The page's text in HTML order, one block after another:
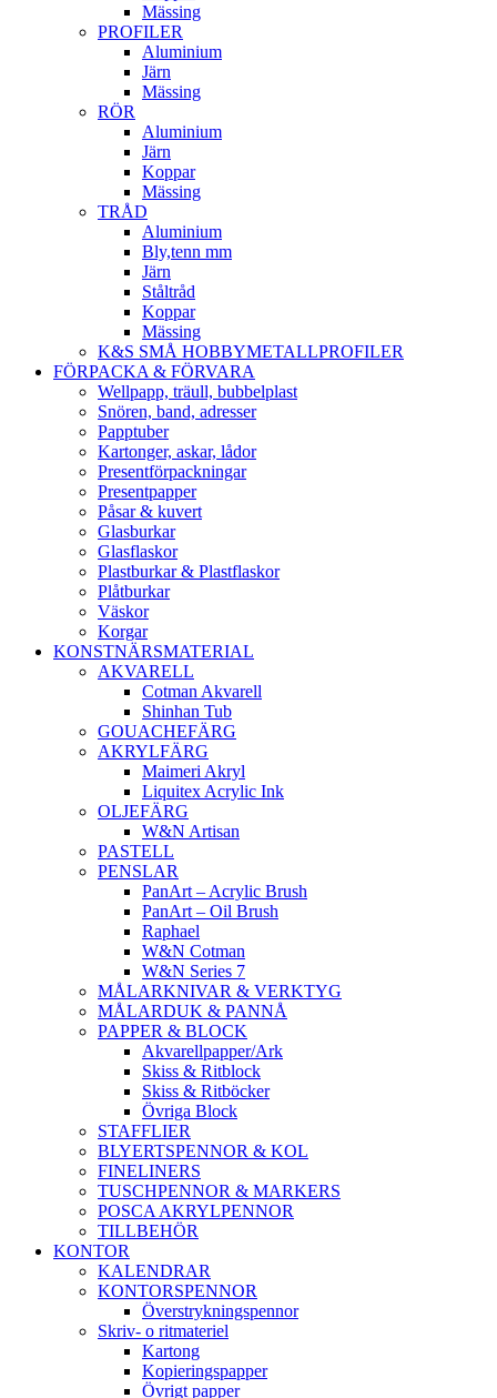
Mässing
PROFILER
Aluminium
Järn
Mässing
RÖR
Aluminium
Järn
Koppar
Mässing
TRÅD
Aluminium
Bly,tenn mm
Järn
Ståltråd
Koppar
Mässing
K&S SMÅ HOBBYMETALLPROFILER
FÖRPACKA & FÖRVARA
Wellpapp, träull, bubbelplast
Snören, band, adresser
Papptuber
Kartonger, askar, lådor
Presentförpackningar
Presentpapper
Påsar & kuvert
Glasburkar
Glasflaskor
Plastburkar & Plastflaskor
Plåtburkar
Väskor
Korgar
KONSTNÄRSMATERIAL
AKVARELL
Cotman Akvarell
Shinhan Tub
GOUACHEFÄRG
AKRYLFÄRG
Maimeri Akryl
Liquitex Acrylic Ink
OLJEFÄRG
W&N Artisan
PASTELL
PENSLAR
PanArt – Acrylic Brush
PanArt – Oil Brush
Raphael
W&N Cotman
W&N Series 7
MÅLARKNIVAR & VERKTYG
MÅLARDUK & PANNÅ
PAPPER & BLOCK
Akvarellpapper/Ark
Skiss & Ritblock
Skiss & Ritböcker
Övriga Block
STAFFLIER
BLYERTSPENNOR & KOL
FINELINERS
TUSCHPENNOR & MARKERS
POSCA AKRYLPENNOR
TILLBEHÖR
KONTOR
KALENDRAR
KONTORSPENNOR
Överstrykningspennor
Skriv- o ritmateriel
Kartong
Kopieringspapper
Övrigt papper